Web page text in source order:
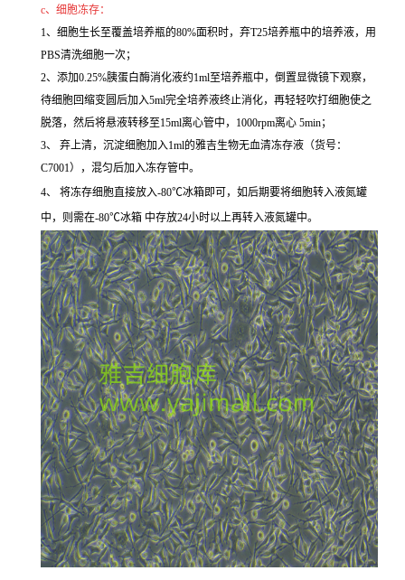
c、细胞冻存：
1、细胞生长至覆盖培养瓶的80%面积时，弃T25培养瓶中的培养液，用
PBS清洗细胞一次；
2、添加0.25%胰蛋白酶消化液约1ml至培养瓶中，倒置显微镜下观察，
待细胞回缩变圆后加入5ml完全培养液终止消化，再轻轻吹打细胞使之
脱落，然后将悬液转移至15ml离心管中，1000rpm离心 5min；
3、 弃上清，沉淀细胞加入1ml的雅吉生物无血清冻存液（货号：
C7001），混匀后加入冻存管中。
4、 将冻存细胞直接放入-80℃冰箱即可，如后期要将细胞转入液氮罐
中，则需在-80℃冰箱 中存放24小时以上再转入液氮罐中。